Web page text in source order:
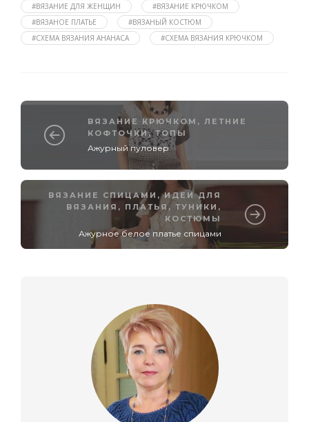
#ВЯЗАНИЕ ДЛЯ ЖЕНЩИН
#ВЯЗАНИЕ КРЮЧКОМ
#ВЯЗАНОЕ ПЛАТЬЕ
#ВЯЗАНЫЙ КОСТЮМ
#СХЕМА ВЯЗАНИЯ АНАНАСА
#СХЕМА ВЯЗАНИЯ КРЮЧКОМ
ВЯЗАНИЕ КРЮЧКОМ , ЛЕТНИЕ
КОФТОЧКИ, ТОПЫ
Ажурный пуловер
ВЯЗАНИЕ СПИЦАМИ ,ИДЕИ ДЛЯ
ВЯЗАНИЯ , ПЛАТЬЯ, ТУНИКИ,
КОСТЮМЫ
Ажурное белое платье спицами